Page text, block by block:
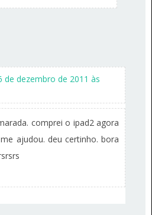
de dezembro de 2011 às
comprei o ipad2 agora
ajudou. deu certinho. bora